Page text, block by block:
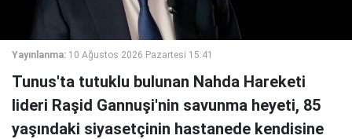
Yayınlanma: 10 Ağustos 2026 Pazartesi 15:41
Tunus'ta tutuklu bulunan Nahda Hareketi
lideri Raşid Gannuşi'nin savunma heyeti, 85
yaşındaki siyasetçinin hastanede kendisine